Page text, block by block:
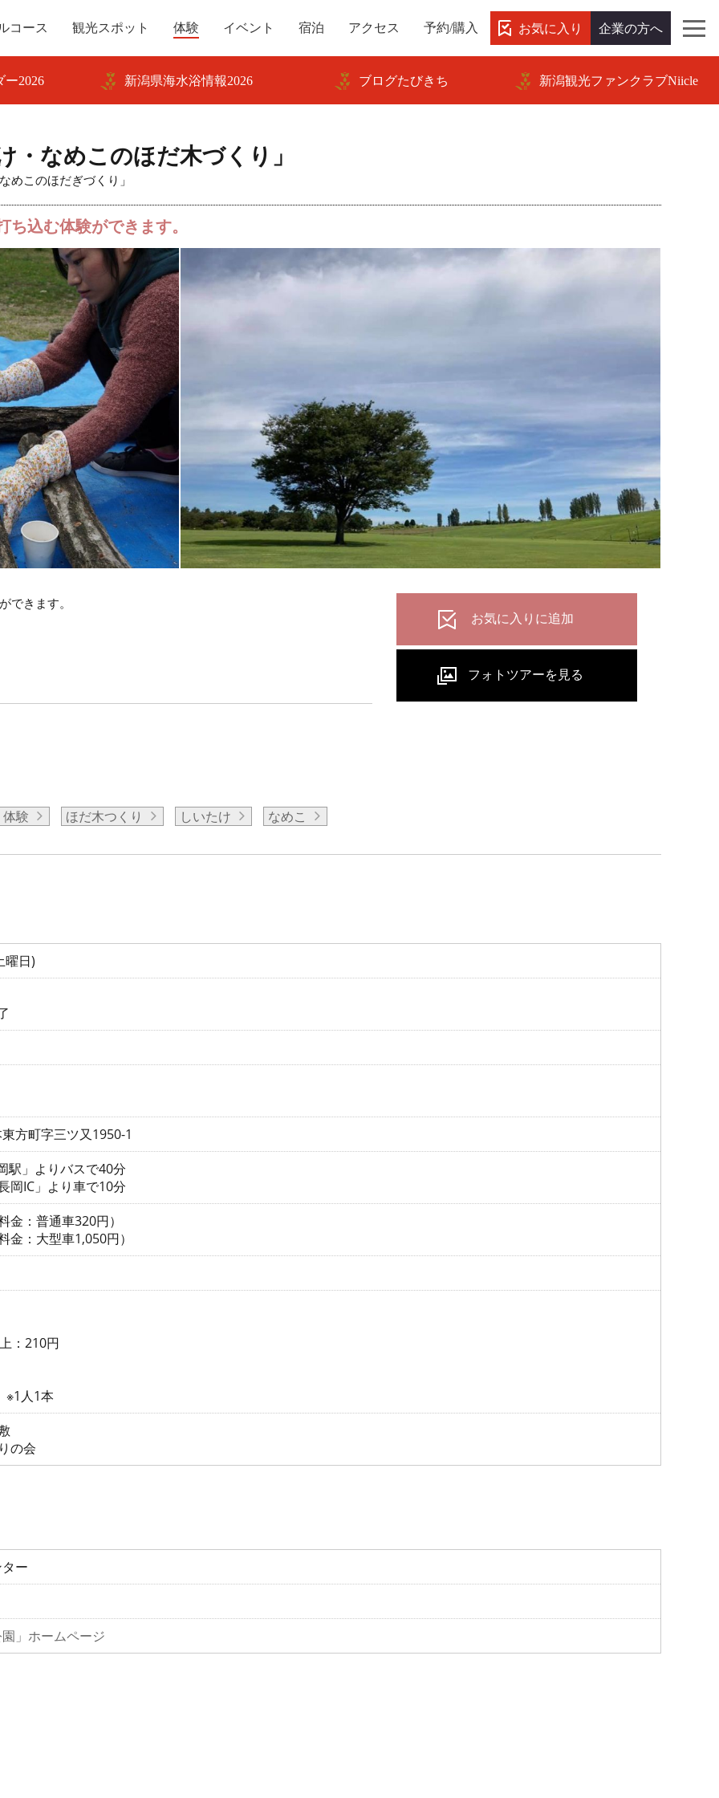
コース 観光スポット 体験 イベント 宿泊 アクセス 予約/購入 お気に入り 企業の方へ
ー2026 新潟県海水浴情報2026 ブログたびきち 新潟観光ファンクラブNiicle
・なめこのほだ木づくり」
めこのほだぎづくり」
込む体験ができます。
できます。
体験 ほだ木つくり しいたけ なめこ
曜日)
方町字三ツ又1950-1
駅」よりバスで40分
岡IC」より車で10分
金：普通車320円）
金：大型車1,050円）
：210円
人1本
の会
ー
」ホームページ